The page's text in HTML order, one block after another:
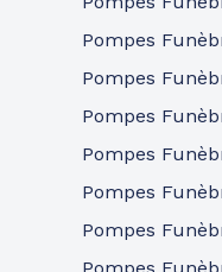
Pompes
Pompes
Pompes
Pompes
Pompes
Pompes